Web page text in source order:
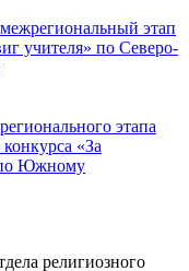
этап
учителя» по Северо-
этапа
«За
по Южному
религиозного